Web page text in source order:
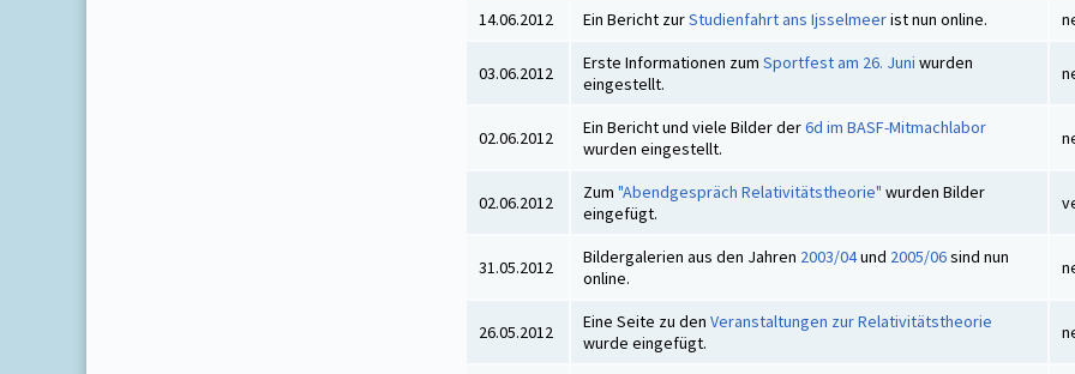
14.06.2012 Ein Bericht zurStudienfahrt ans Ijsselmeerist nun online.
03.06.2012 Erste Informationen zum Sportfest am 26. Juni wurden
eingestellt.
02.06.2012 Ein Bericht und viele Bilder der6d im BASF-Mitmachlabor
wurden eingestellt.
02.06.2012 Zum "Abendgespräch Relativitätstheorie" wurden Bilder
eingefügt.
31.05.2012 Bildergalerien aus den Jahren 2003/04und 2005/06sind nun
online.
26.05.2012 Eine Seite zu den Veranstaltungen zur Relativitätstheorie
wurde eingefügt.